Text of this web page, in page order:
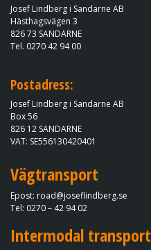
Josef Lindberg i Sandarne AB
Hästhagsvägen 3
​​​​​​​826 73 SANDARNE
Tel. 0270 42 94 00
Postadress:
Josef Lindberg i Sandarne AB
Box 56
826 12 SANDARNE​​​​​​​
VAT: SE556130420401
Vägtransport
Epost: road@joseflindberg.se​​​​​​​​​​​​​​
Tel: 0270 – 42 94 02
Intermodal transport